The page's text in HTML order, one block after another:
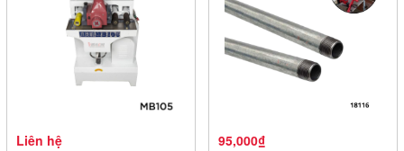
Liên hệ
95,000₫